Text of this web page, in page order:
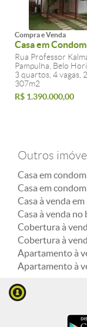
Compra e Venda
Casa em
Rua Professor
Pampulha, Belo
3 quartos, 4 vagas,
307m2
R$ 1.390.000,00
Outros
Casa em
Casa em
Casa à venda
Casa à venda
Cobertura à
Cobertura à
Apartamento à
Apartamento à